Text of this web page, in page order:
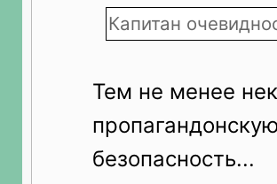
Капитан
Тем не менее
безопасность...